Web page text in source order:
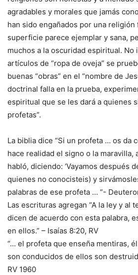
agradables y morales que jamás
han sido engañados por una religión
superficie parece ejemplar y sana,
muchos a la oscuridad espiritual. No
artículos de “ropa de oveja” se
buenas “obras” en el “nombre de
doctrinal falla en la prueba,
espiritual que se les dará a quienes
profetas”.
La biblia dice “Si un profeta … os da
hace realidad el signo o la maravilla,
habló, diciendo: ‘Vayamos después
quienes no conocisteis) y
palabras de ese profeta … “-
Las escrituras agregan “A la ley y al
dicen de acuerdo con esta palabra,
en ellos.” – Isaías 8:20, RV
“… el profeta que enseña mentiras,
son conducidos de ellos son
RV 1960